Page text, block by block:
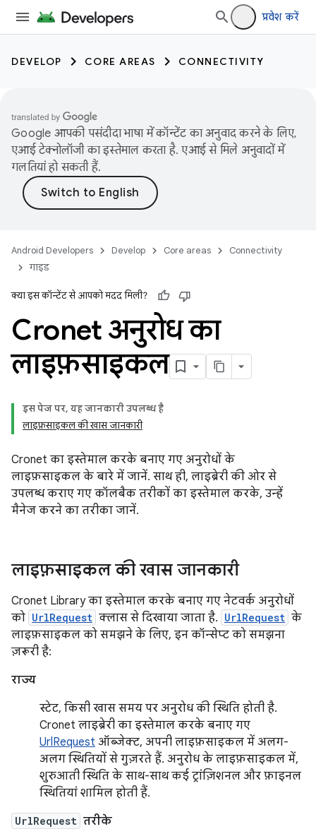
प्रवेश करें
DEVELOP CORE AREAS CONNECTIVITY
Google आपकी पसंदीदा भाषा में कॉन्टेंट का अनुवाद करने के लिए,
एआई टेक्नोलॉजी का इस्तेमाल करता है. एआई से मिले अनुवादों में
गलतियां हो सकती हैं.
Android Developers Develop Core areas
Connectivity
गाइड
क्या इस कॉन्टेंट से आपको मदद मिली?
Cronet अनुरोध का
लाइफ़साइकल
इस पेज पर, यह जानकारी उपलब्ध है
लाइफ़साइकल की खास जानकारी
Cronet का इस्तेमाल करके बनाए गए अनुरोधों के
लाइफ़साइकल के बारे में जानें. साथ ही, लाइब्रेरी की ओर से
उपलब्ध कराए गए कॉलबैक तरीकों का इस्तेमाल करके, उन्हें
मैनेज करने का तरीका जानें.
लाइफ़साइकल की खास जानकारी
Cronet Library का इस्तेमाल करके बनाए गए नेटवर्क अनुरोधों
को UrlRequest क्लास से दिखाया जाता है. UrlRequest के
लाइफ़साइकल को समझने के लिए, इन कॉन्सेप्ट को समझना
ज़रूरी है:
राज्य
स्टेट, किसी खास समय पर अनुरोध की स्थिति होती है.
Cronet लाइब्रेरी का इस्तेमाल करके बनाए गए
UrlRequest ऑब्जेक्ट, अपनी लाइफ़साइकल में अलग-
अलग स्थितियों से गुज़रते हैं. अनुरोध के लाइफ़साइकल में,
शुरुआती स्थिति के साथ-साथ कई ट्रांज़िशनल और फ़ाइनल
स्थितियां शामिल होती हैं.
UrlRequest तरीके